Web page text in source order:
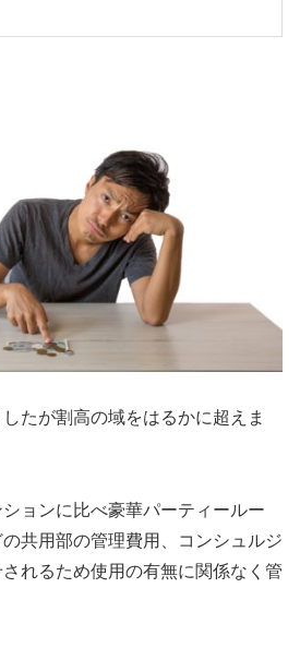
たが割高の域をはるかに超えま
ョンに比べ豪華パーティールー
共用部の管理費用、コンシュルジ
れるため使用の有無に関係なく管